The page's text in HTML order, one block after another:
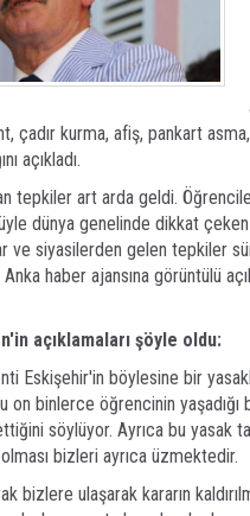
çadır kurma, afiş, pankart
açıkladı.
tepkiler art arda geldi.
dünya genelinde dikkat
ve siyasilerden gelen tepkiler
haber ajansına görüntülü
açıklamaları şöyle oldu:
Eskişehir'in böylesine bir
on binlerce öğrencinin
söylüyor. Ayrıca bu yasak
bizleri ayrıca üzmektedir.
bizlere ulaşarak kararın